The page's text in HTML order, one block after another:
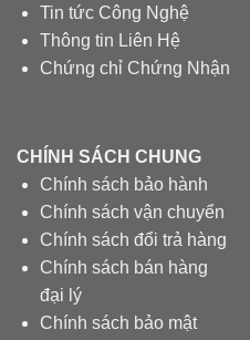
Tin tức Công Nghệ
Thông tin Liên Hệ
Chứng chỉ Chứng Nhận
CHÍNH SÁCH CHUNG
Chính sách bảo hành
Chính sách vận chuyển
Chính sách đổi trả hàng
Chính sách bán hàng
đại lý
Chính sách bảo mật